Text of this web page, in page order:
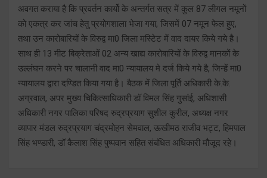
अवगत कराया है कि प्रवर्तन कार्यो के अन्तर्गत सत्र में कुल 87 लीगल नमूनों
को एकत्र कर जांच हेतु प्रयोगशाला भेजा गया, जिसमें 07 नमून फेल हुए,
तथा उन कारोबारियों के विरुद्व मा0 जिला मस्टिेट में वाद दायर किये गये है।
साथ ही 13 मीट बिक्रेताओं 02 अन्य खाद्य कारोबारियों के विरुद्व मानकों के
उल्लंघन करने पर चालानी वाद मा0 न्यायालय मे दर्ज किये गये है, जिन्हें मा0
न्यायालय द्वारा दण्डित किया गया है। बैठक में जिला पूर्ति अधिकारी के.के.
अग्रवाल, अपर मुख्य चिकित्साधिकारी डॉ विमल सिंह गुसांई, अधिशासी
अधिकारी नगर पालिका परिषद रुद्रप्रयाग सुशील कुरील, अध्यक्ष नगर
व्यापार मंडल रुद्रप्रयाग चंद्रमोहन सेमवाल, ऊखीमठ राजीव भट्ट, हिमपाल
सिंह भण्डारी, डॉ कैलाश सिंह पुष्पवान सहित संबंधित अधिकारी मौजूद रहे।